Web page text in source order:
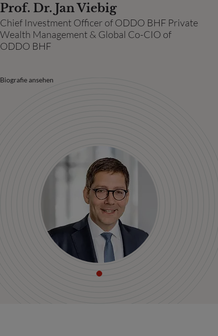
Prof. Dr. Jan Viebig
Chief Investment Officer of ODDO BHF Private
Wealth Management & Global Co-CIO of
ODDO BHF
Biografie ansehen